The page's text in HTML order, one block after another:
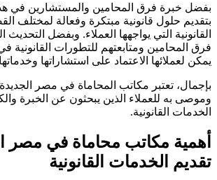
بفضل خبرة فرق المحامين والمستشارين في
بتقديم حلول قانونية مبتكرة وفعالة لمختلف
القانونية التي يواجهها العملاء. وبفضل
فرق المحامين ومتابعتهم للتطورات القانونية
يمكن لعملائها الاعتماد على استشاراتها
بإجمال، تعتبر مكاتب المحاماة في مصر الجديدة
وموصى به للعملاء الذين يبحثون عن الخبرة
الخدمات القانونية.
أهمية مكاتب محاماة في مصر
تقديم الخدمات القانونية